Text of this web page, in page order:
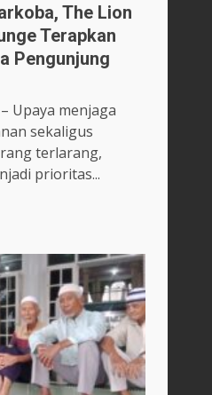
The Lion
Terapkan
Pengunjung
Upaya menjaga
sekaligus
terlarang,
prioritas...